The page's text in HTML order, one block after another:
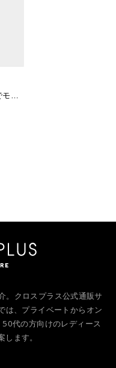
モレ
ー
。クロスプラス公式通販サ
は、プライベートからオン
代の方向けのレディース
ます。